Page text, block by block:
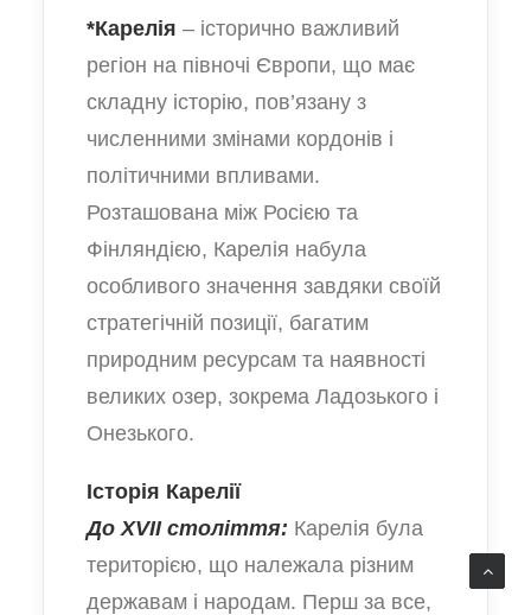
*Карелія – історично важливий
регіон на півночі Європи, що має
складну історію, пов’язану з
численними змінами кордонів і
політичними впливами.
Розташована між Росією та
Фінляндією, Карелія набула
особливого значення завдяки своїй
стратегічній позиції, багатим
природним ресурсам та наявності
великих озер, зокрема Ладозького і
Онезького.
Історія Карелії
До XVII століття: Карелія була
територією, що належала різним
державам і народам. Перш за все,